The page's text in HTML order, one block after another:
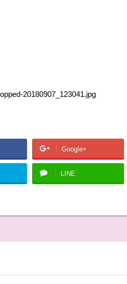
20180907_123041.jpg
Google+
LINE